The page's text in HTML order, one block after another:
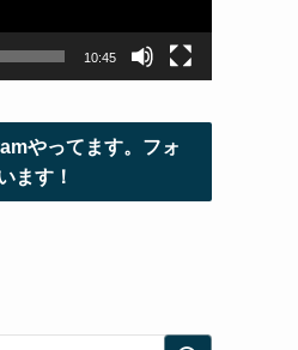
10:45
やってます。フォ
ます！